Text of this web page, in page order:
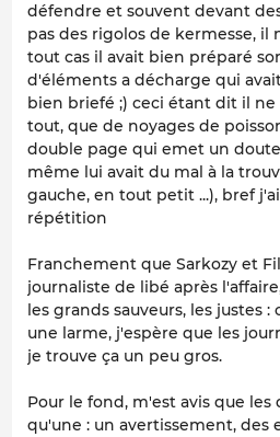
défendre et souvent devant
pas des rigolos de kermesse, il
tout cas il avait bien préparé
d'éléments a décharge qui
bien briefé ;) ceci étant dit il ne
tout, que de noyages de
double page qui emet un
même lui avait du mal à la
gauche, en tout petit ...), bref
répétition
Franchement que Sarkozy et
journaliste de libé après
les grands sauveurs, les justes :
une larme, j'espère que les
je trouve ça un peu gros.
Pour le fond, m'est avis que
qu'une : un avertissement, des